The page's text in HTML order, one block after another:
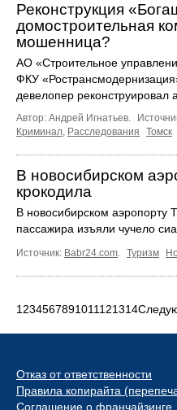
Реконструкция
домостроительная
мошенница?
АО «Строительное
ФКУ
девелопер реконструировал
Автор: Андрей Игнатьев.
Криминал, Расследования Томск
В новосибирском
крокодила
В новосибирском аэропорту
пассажира изъяли чучело
Источник: Babr24.com Туризм
1 234567891011121314
Отказ от ответственности
Правила копирайта
Соглашение о франчайзинге